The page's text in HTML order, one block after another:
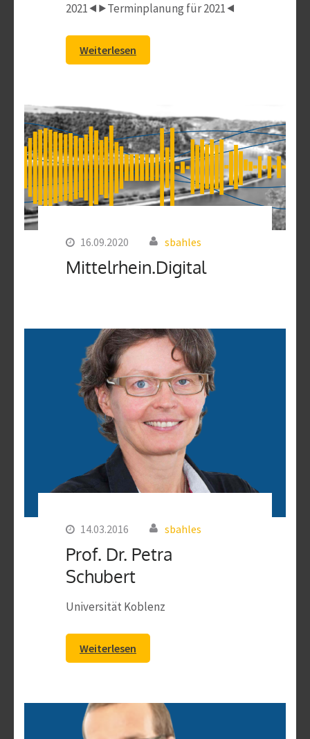
2021⯇⯈Terminplanung für 2021⯇
Weiterlesen
16.09.2020 sbahles
Mittelrhein.Digital
14.03.2016 sbahles
Prof. Dr. Petra
Schubert
Universität Koblenz
Weiterlesen